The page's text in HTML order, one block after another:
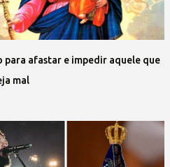
para afastar e impedir aquele que
mal